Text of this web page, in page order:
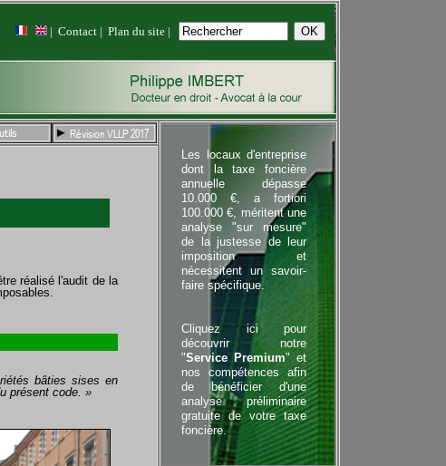
| Contact | Plan du site |
Les locaux d'entreprise
dont la taxe foncière
annuelle dépasse
10.000 €, a fortiori
100.000 €, méritent une
analyse "sur mesure"
de la justesse de leur
imposition et
nécessitent un savoir-
faire spécifique.
Cliquez ici pour
découvrir notre
"Service Premium" et
nos compétences afin
de bénéficier d'une
analyse préliminaire
gratuite de votre taxe
foncière.
réalisé l'audit de la
bâties sises en
présent code. »